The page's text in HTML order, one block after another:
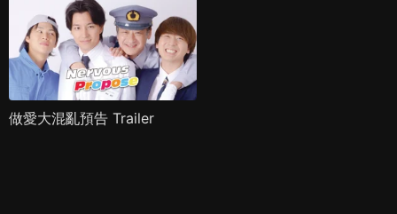
做愛大混亂預告 Trailer